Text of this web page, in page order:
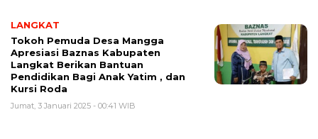
LANGKAT
Tokoh Pemuda Desa Mangga
Apresiasi Baznas Kabupaten
Langkat Berikan Bantuan
Pendidikan Bagi Anak Yatim , dan
Kursi Roda
Jumat, 3 Januari 2025 - 00:41 WIB